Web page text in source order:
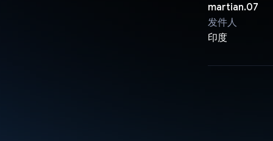
martian.07
发件人
印度